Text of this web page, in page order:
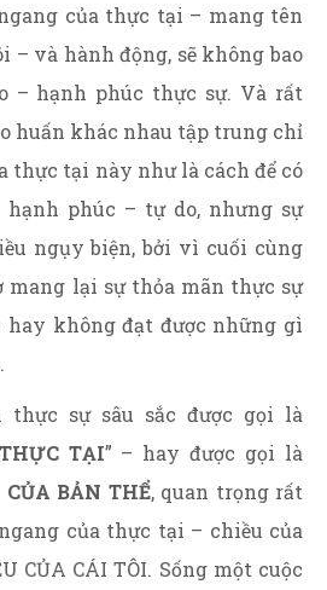
của thực tại – mang tên
– và hành động, sẽ không bao
– hạnh phúc thực sự. Và rất
huấn khác nhau tập trung chỉ
thực tại này như là cách để có
phúc – tự do, nhưng sự
ngụy biện, bởi vì cuối cùng
mang lại sự thỏa mãn thực sự
hay không đạt được những gì
thực sự sâu sắc được gọi là
TẠI” – hay được gọi là
BẢN THỂ, quan trọng rất
của thực tại – chiều của
CỦA CÁI TÔI. Sống một cuộc